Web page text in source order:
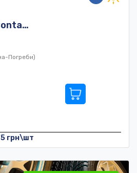
Погреби)
грн\шт